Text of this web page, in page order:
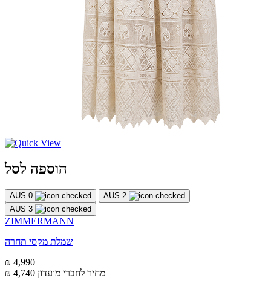
הוספה לסל
AUS 0
AUS 2
AUS 3
ZIMMERMANN
שמלת מקסי תחרה
₪ 4,990
₪ 4,740 מחיר לחברי מועדון